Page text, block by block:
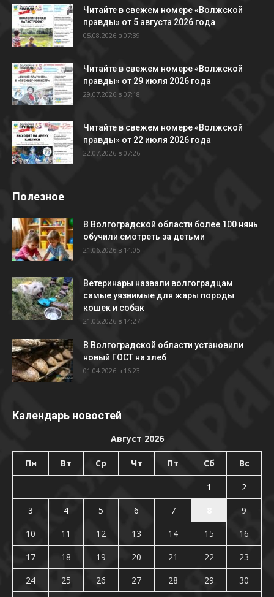
Читайте в свежем номере «Волжской
правды» от 5 августа 2026 года
05.08.2026 в 07:39
Читайте в свежем номере «Волжской
правды» от 29 июля 2026 года
29.07.2026 в 07:18
Читайте в свежем номере «Волжской
правды» от 22 июля 2026 года
22.07.2026 в 07:26
Полезное
В Волгоградской области более 100 нянь
обучили смотреть за детьми
21.06.2026 в 14:05
Ветеринары назвали волгоградцам
самые уязвимые для жары породы
кошек и собак
21.05.2026 в 14:27
В Волгоградской области установили
новый ГОСТ на хлеб
01.04.2026 в 16:23
Календарь новостей
Август 2026
Пн Вт Ср Чт Пт Сб Вс
1
2
3
4 5 6 7
9
10
11 12 13 14 15
16
17
18 19 20 21 22
23
24
25 26 27 28 29
30